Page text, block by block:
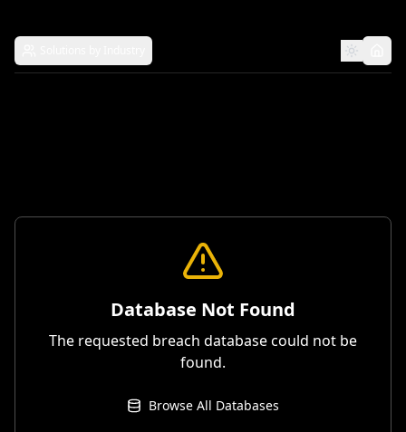
Database Not Found
The requested breach database could not be
found.
Browse All Databases